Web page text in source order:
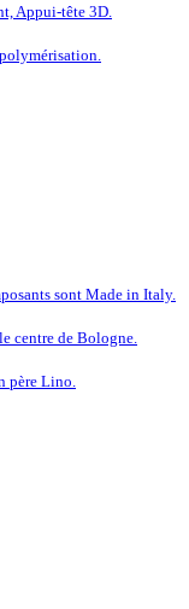
Appui-tête 3D.
sont Made in Italy.
centre de Bologne.
père Lino.